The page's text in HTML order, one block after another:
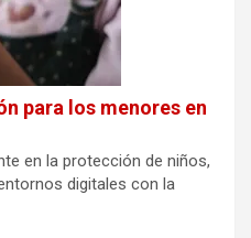
para los menores en
en la protección de niños,
digitales con la